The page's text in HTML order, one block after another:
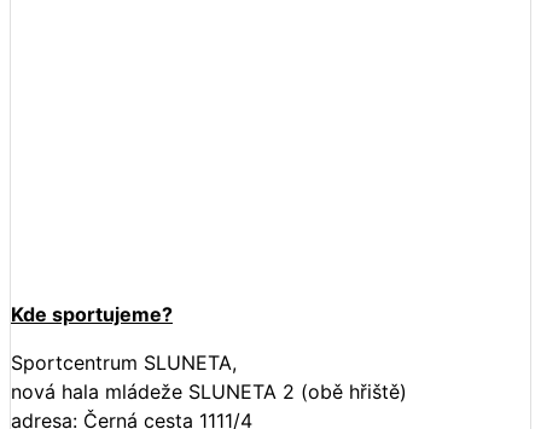
Kde sportujeme?
Sportcentrum SLUNETA,
nová hala mládeže SLUNETA 2 (obě hřiště)
adresa: Černá cesta 1111/4